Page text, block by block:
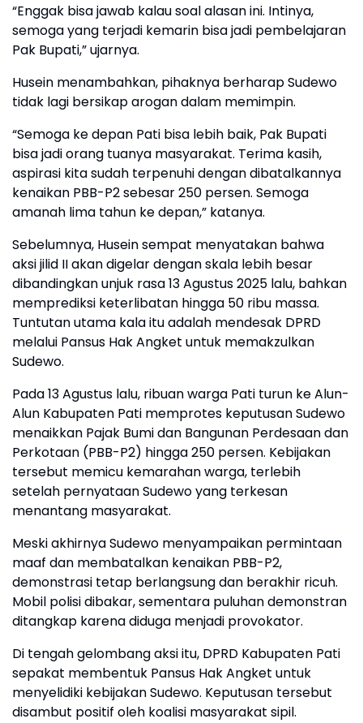
“Enggak bisa jawab kalau soal alasan ini. Intinya,
semoga yang terjadi kemarin bisa jadi pembelajaran
Pak Bupati,” ujarnya.
Husein menambahkan, pihaknya berharap Sudewo
tidak lagi bersikap arogan dalam memimpin.
“Semoga ke depan Pati bisa lebih baik, Pak Bupati
bisa jadi orang tuanya masyarakat. Terima kasih,
aspirasi kita sudah terpenuhi dengan dibatalkannya
kenaikan PBB-P2 sebesar 250 persen. Semoga
amanah lima tahun ke depan,” katanya.
Sebelumnya, Husein sempat menyatakan bahwa
aksi jilid II akan digelar dengan skala lebih besar
dibandingkan unjuk rasa 13 Agustus 2025 lalu, bahkan
memprediksi keterlibatan hingga 50 ribu massa.
Tuntutan utama kala itu adalah mendesak DPRD
melalui Pansus Hak Angket untuk memakzulkan
Sudewo.
Pada 13 Agustus lalu, ribuan warga Pati turun ke Alun-
Alun Kabupaten Pati memprotes keputusan Sudewo
menaikkan Pajak Bumi dan Bangunan Perdesaan dan
Perkotaan (PBB-P2) hingga 250 persen. Kebijakan
tersebut memicu kemarahan warga, terlebih
setelah pernyataan Sudewo yang terkesan
menantang masyarakat.
Meski akhirnya Sudewo menyampaikan permintaan
maaf dan membatalkan kenaikan PBB-P2,
demonstrasi tetap berlangsung dan berakhir ricuh.
Mobil polisi dibakar, sementara puluhan demonstran
ditangkap karena diduga menjadi provokator.
Di tengah gelombang aksi itu, DPRD Kabupaten Pati
sepakat membentuk Pansus Hak Angket untuk
menyelidiki kebijakan Sudewo. Keputusan tersebut
disambut positif oleh koalisi masyarakat sipil.